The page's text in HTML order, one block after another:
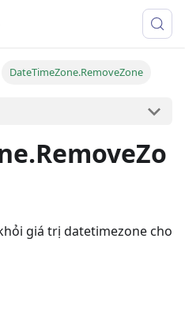
DateTimeZone.RemoveZone
giá trị datetimezone cho